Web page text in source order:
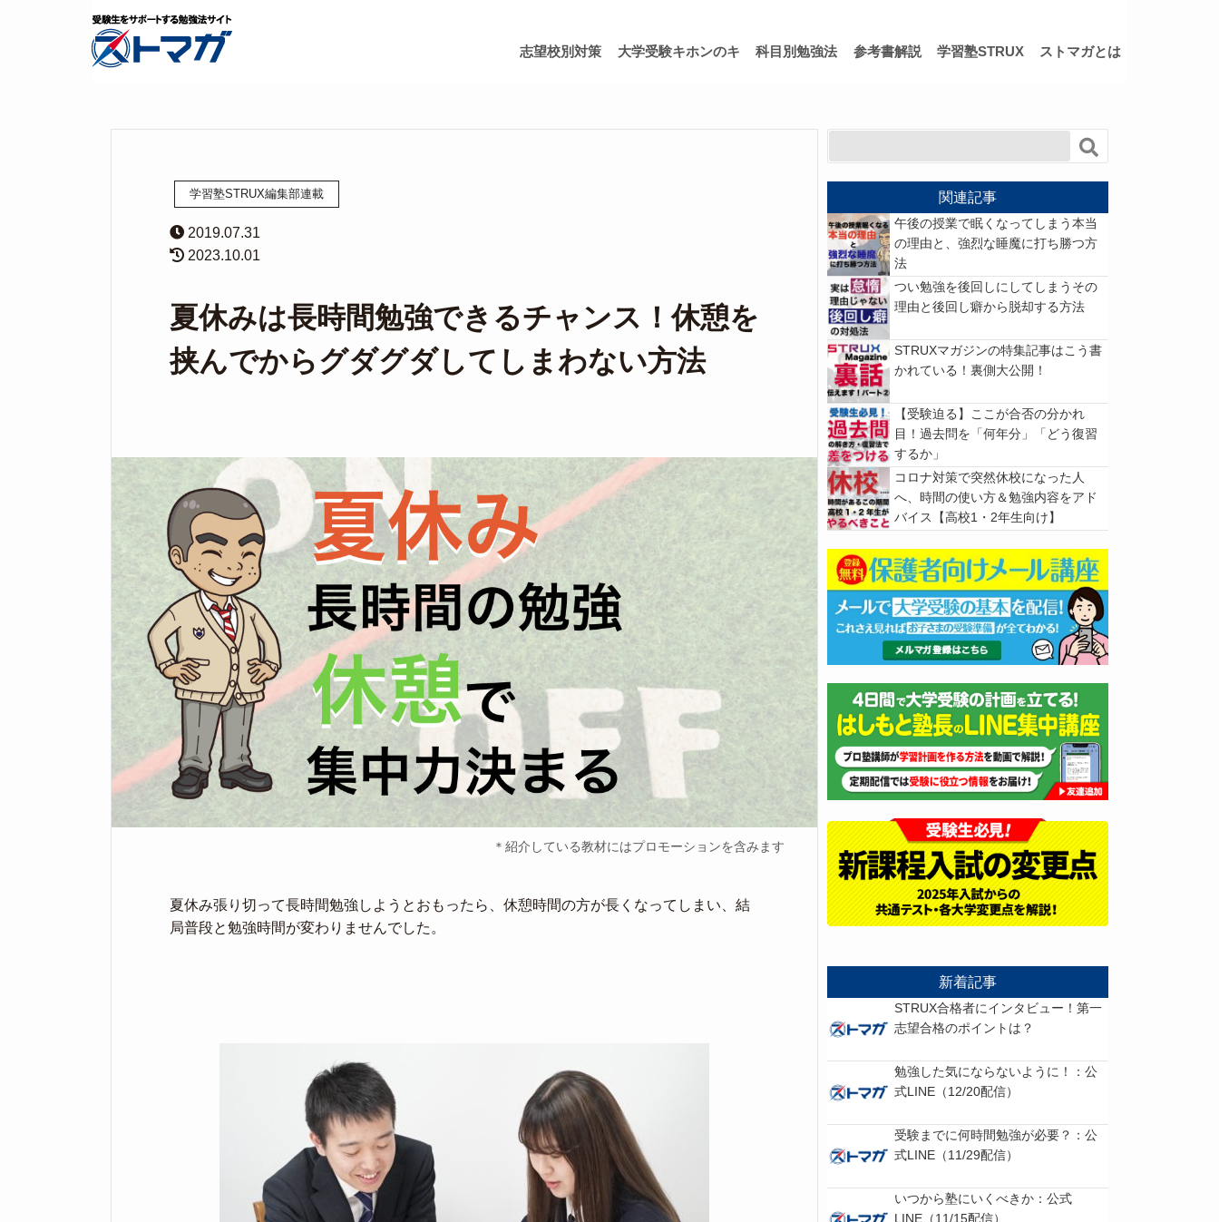
志望校別対策 大学受験キホンのキ 科目別勉強法 参考書解説 学習塾STRUX ストマガとは
学習塾STRUX編集部連載
2019.07.31
2023.10.01
夏休みは長時間勉強できるチャンス！休憩を
挟んでからグダグダしてしまわない方法
＊紹介している教材にはプロモーションを含みます
夏休み張り切って長時間勉強しようとおもったら、休憩時間の方が長くなってしまい、結
局普段と勉強時間が変わりませんでした。
関連記事
午後の授業で眠くなってしまう本当
の理由と、強烈な睡魔に打ち勝つ方
法
つい勉強を後回しにしてしまうその
理由と後回し癖から脱却する方法
STRUXマガジンの特集記事はこう書
かれている！裏側大公開！
【受験迫る】ここが合否の分かれ
目！過去問を「何年分」「どう復習
するか」
コロナ対策で突然休校になった人
へ、時間の使い方＆勉強内容をアド
バイス【高校1・2年生向け】
新着記事
STRUX合格者にインタビュー！第一
志望合格のポイントは？
勉強した気にならないように！：公
式LINE（12/20配信）
受験までに何時間勉強が必要？：公
式LINE（11/29配信）
いつから塾にいくべきか：公式
LINE（11/15配信）